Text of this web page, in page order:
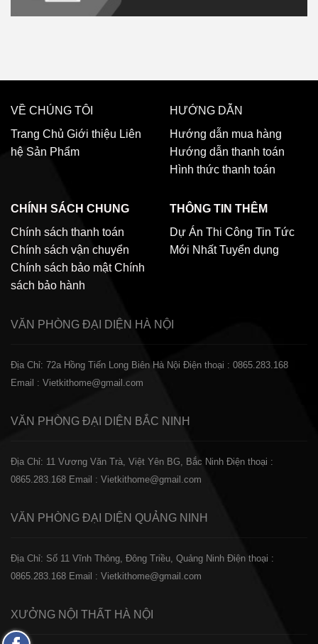
VỀ CHÚNG TÔI
Trang Chủ Giới thiệu Liên
hệ Sản Phẩm
HƯỚNG DẪN
Hướng dẫn mua hàng
Hướng dẫn thanh toán
Hình thức thanh toán
CHÍNH SÁCH CHUNG
Chính sách thanh toán
Chính sách vận chuyển
Chính sách bảo mật Chính
sách bảo hành
THÔNG TIN THÊM
Dự Án Thi Công Tin Tức
Mới Nhất Tuyển dụng
VĂN PHÒNG ĐẠI DIỆN HÀ NỘI
Địa Chỉ: 72a Hồng Tiến Long Biên Hà Nội Điện thoại : 0865.283.168
Email : Vietkithome@gmail.com
VĂN PHÒNG ĐẠI DIỆN BẮC NINH
Địa Chỉ: 11 Vương Văn Trà, Việt Yên BG, Bắc Ninh Điện thoại :
0865.283.168 Email : Vietkithome@gmail.com
VĂN PHÒNG ĐẠI DIỆN QUẢNG NINH
Địa Chỉ: Số 11 Vĩnh Thông, Đông Triều, Quảng Ninh Điện thoại :
0865.283.168 Email : Vietkithome@gmail.com
XƯỞNG NỘI THẤT HÀ NỘI